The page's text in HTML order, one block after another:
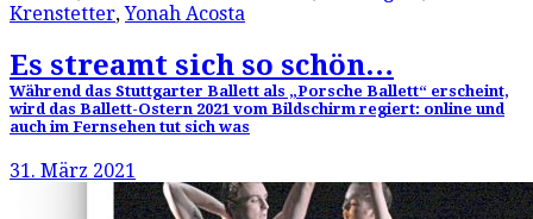
Krenstetter,Yonah Acosta
Es streamt sich so schön…
Während das Stuttgarter Ballett als „Porsche Ballett“ erscheint,
wird das Ballett-Ostern 2021 vom Bildschirm regiert: online und
auch im Fernsehen tut sich was
31. März 2021